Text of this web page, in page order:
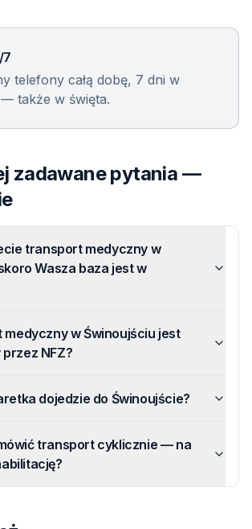
7
telefony całą dobę, 7 dni w
także w święta.
zadawane pytania —
transport medyczny w
Wasza baza jest w
medyczny w Świnoujściu jest
NFZ?
dojedzie do Świnoujście?
transport cyklicznie — na